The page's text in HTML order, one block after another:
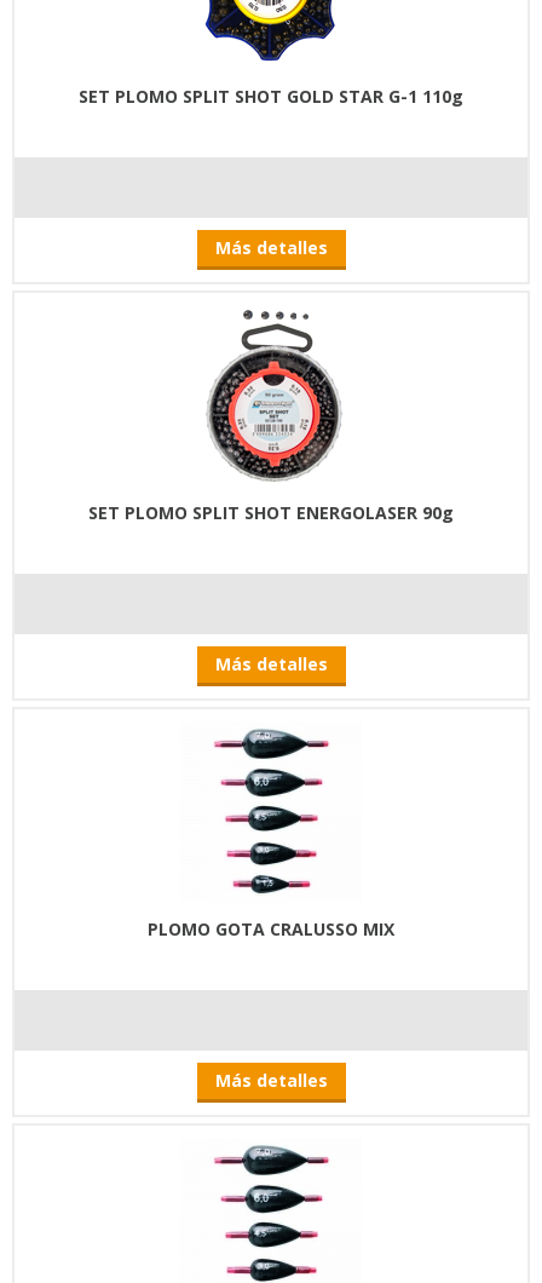
SET PLOMO SPLIT SHOT GOLD STAR G-1 110g
Más detalles
SET PLOMO SPLIT SHOT ENERGOLASER 90g
Más detalles
PLOMO GOTA CRALUSSO MIX
Más detalles